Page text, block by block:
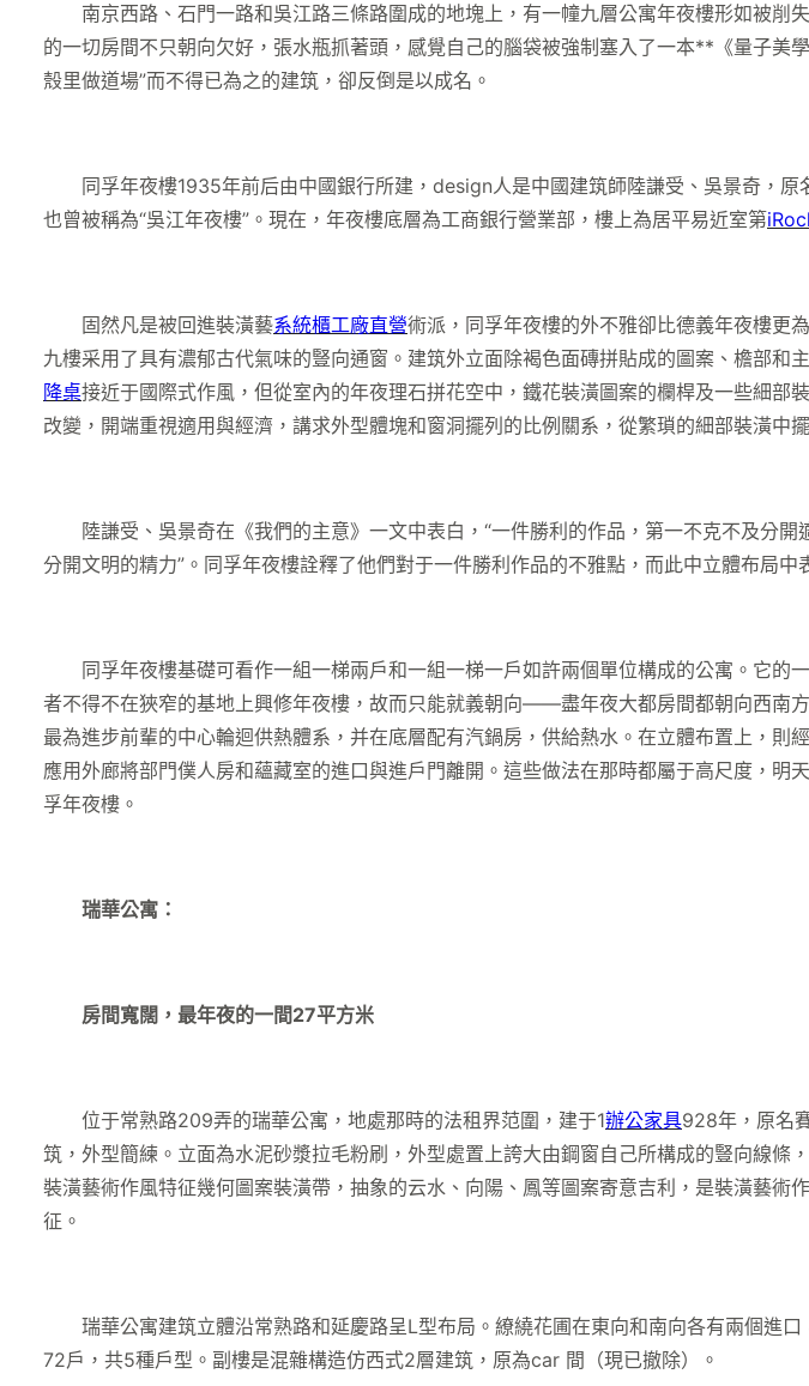
南京西路、石門一路和吳江路三條路圍成的地塊上，有一幢九層公寓年夜樓形如被削
的一切房間不只朝向欠好，張水瓶抓著頭，感覺自己的腦袋被強制塞入了一本**《量子
殼里做道場”而不得已為之的建筑，卻反倒是以成名。
同孚年夜樓1935年前后由中國銀行所建，design人是中國建筑師陸謙受、吳景奇，原
也曾被稱為“吳江年夜樓”。現在，年夜樓底層為工商銀行營業部，樓上為居平易近室第
固然凡是被回進裝潢藝系統櫃工廠直營術派，同孚年夜樓的外不雅卻比德義年夜樓更
九樓采用了具有濃郁古代氣味的豎向通窗。建筑外立面除褐色面磚拼貼成的圖案、檐部
降桌接近于國際式作風，但從室內的年夜理石拼花空中，鐵花裝潢圖案的欄桿及一些細
改變，開端重視適用與經濟，講求外型體塊和窗洞擺列的比例關系，從繁瑣的細部裝潢中
陸謙受、吳景奇在《我們的主意》一文中表白，“一件勝利的作品，第一不克不及分開
分開文明的精力”。同孚年夜樓詮釋了他們對于一件勝利作品的不雅點，而此中立體布局
同孚年夜樓基礎可看作一組一梯兩戶和一組一梯一戶如許兩個單位構成的公寓。它的
者不得不在狹窄的基地上興修年夜樓，故而只能就義朝向——盡年夜大都房間都朝向西南
最為進步前輩的中心輪迴供熱體系，并在底層配有汽鍋房，供給熱水。在立體布置上，
應用外廊將部門僕人房和蘊藏室的進口與進戶門離開。這些做法在那時都屬于高尺度，
孚年夜樓。
瑞華公寓：
房間寬闊，最年夜的一間27平方米
位于常熟路209弄的瑞華公寓，地處那時的法租界范圍，建于1辦公家具928年，原名
筑，外型簡練。立面為水泥砂漿拉毛粉刷，外型處置上誇大由鋼窗自己所構成的豎向線
裝潢藝術作風特征幾何圖案裝潢帶，抽象的云水、向陽、鳳等圖案寄意吉利，是裝潢藝
征。
瑞華公寓建筑立體沿常熟路和延慶路呈L型布局。繚繞花圃在東向和南向各有兩個進
72戶，共5種戶型。副樓是混雜構造仿西式2層建筑，原為car 間（現已撤除）。